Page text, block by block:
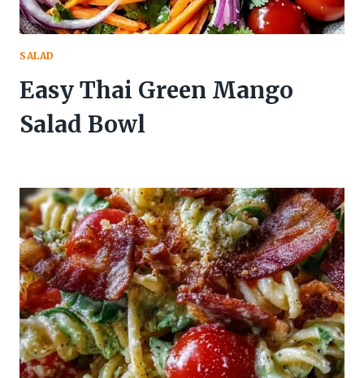
SALAD
Easy Thai Green Mango
Salad Bowl